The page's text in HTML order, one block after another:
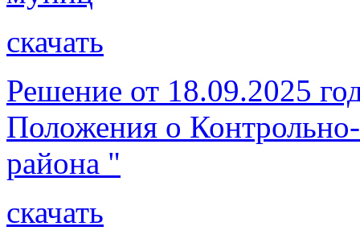
скачать
Решение от 18.09.2025
Положения о Контрольно-
района "
скачать